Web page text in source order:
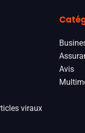
viraux
Avis